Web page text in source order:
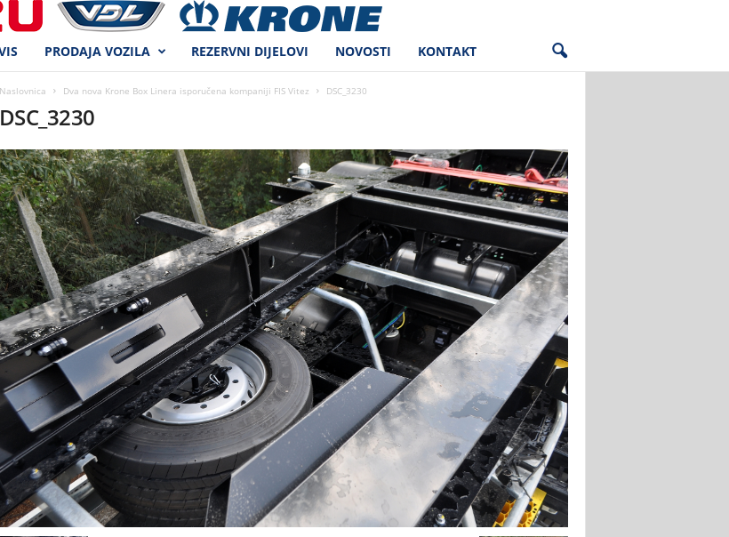
PRODAJA VOZILA REZERVNI DIJELOVI NOVOSTI KONTAKT
Naslovnica Dva nova Krone Box Linera isporučena kompaniji FIS Vitez DSC_3230
DSC_3230